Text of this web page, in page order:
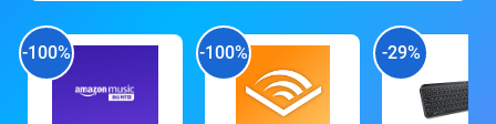
-100% -100% -29%